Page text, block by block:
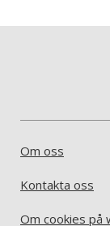
Om oss
Kontakta oss
Om cookies på